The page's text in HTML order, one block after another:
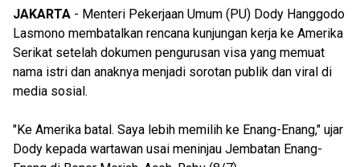
JAKARTA - Menteri Pekerjaan Umum (PU) Dody Hanggodo
Lasmono membatalkan rencana kunjungan kerja ke Amerika
Serikat setelah dokumen pengurusan visa yang memuat
nama istri dan anaknya menjadi sorotan publik dan viral di
media sosial.
"Ke Amerika batal. Saya lebih memilih ke Enang-Enang," ujar
Dody kepada wartawan usai meninjau Jembatan Enang-